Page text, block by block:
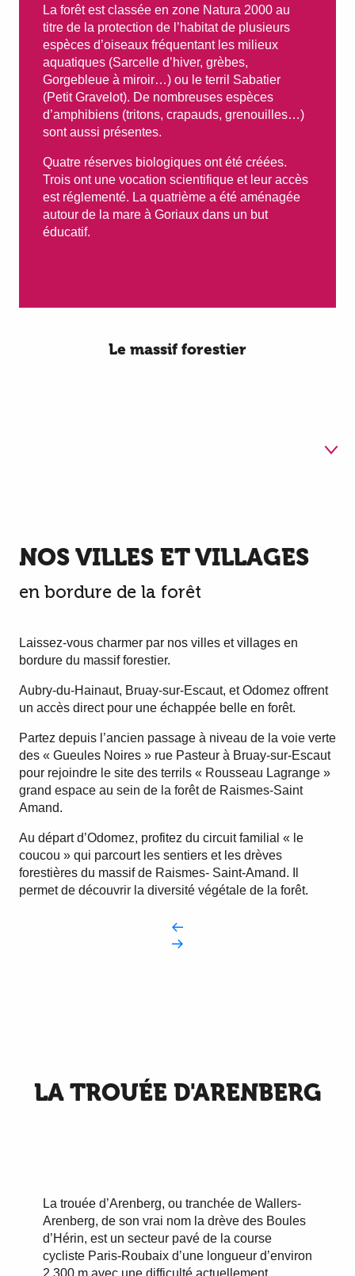
La forêt est classée en zone Natura 2000 au
titre de la protection de l’habitat de plusieurs
espèces d’oiseaux fréquentant les milieux
aquatiques (Sarcelle d’hiver, grèbes,
Gorgebleue à miroir…) ou le terril Sabatier
(Petit Gravelot). De nombreuses espèces
d’amphibiens (tritons, crapauds, grenouilles…)
sont aussi présentes.
Quatre réserves biologiques ont été créées.
Trois ont une vocation scientifique et leur accès
est réglementé. La quatrième a été aménagée
autour de la mare à Goriaux dans un but
éducatif.
Le massif forestier
2 La Trouée d'Arenberg
3
de Sabatier
4 La mare à Goriaux
NOS VILLES ET VILLAGES
en bordure de la forêt
Laissez-vous charmer par nos villes et villages en
bordure du massif forestier.
Aubry-du-Hainaut, Bruay-sur-Escaut, et Odomez offrent
un accès direct pour une échappée belle en forêt.
Partez depuis l’ancien passage à niveau de la voie verte
des « Gueules Noires » rue Pasteur à Bruay-sur-Escaut
pour rejoindre le site des terrils « Rousseau Lagrange »
grand espace au sein de la forêt de Raismes-Saint
Amand.
Au départ d’Odomez, profitez du circuit familial « le
coucou » qui parcourt les sentiers et les drèves
forestières du massif de Raismes- Saint-Amand. Il
permet de découvrir la diversité végétale de la forêt.
LA TROUÉE D'ARENBERG
La trouée d’Arenberg, ou tranchée de Wallers-
Arenberg, de son vrai nom la drève des Boules
d’Hérin, est un secteur pavé de la course
cycliste Paris-Roubaix d’une longueur d’environ
2 300 m avec une difficulté actuellement